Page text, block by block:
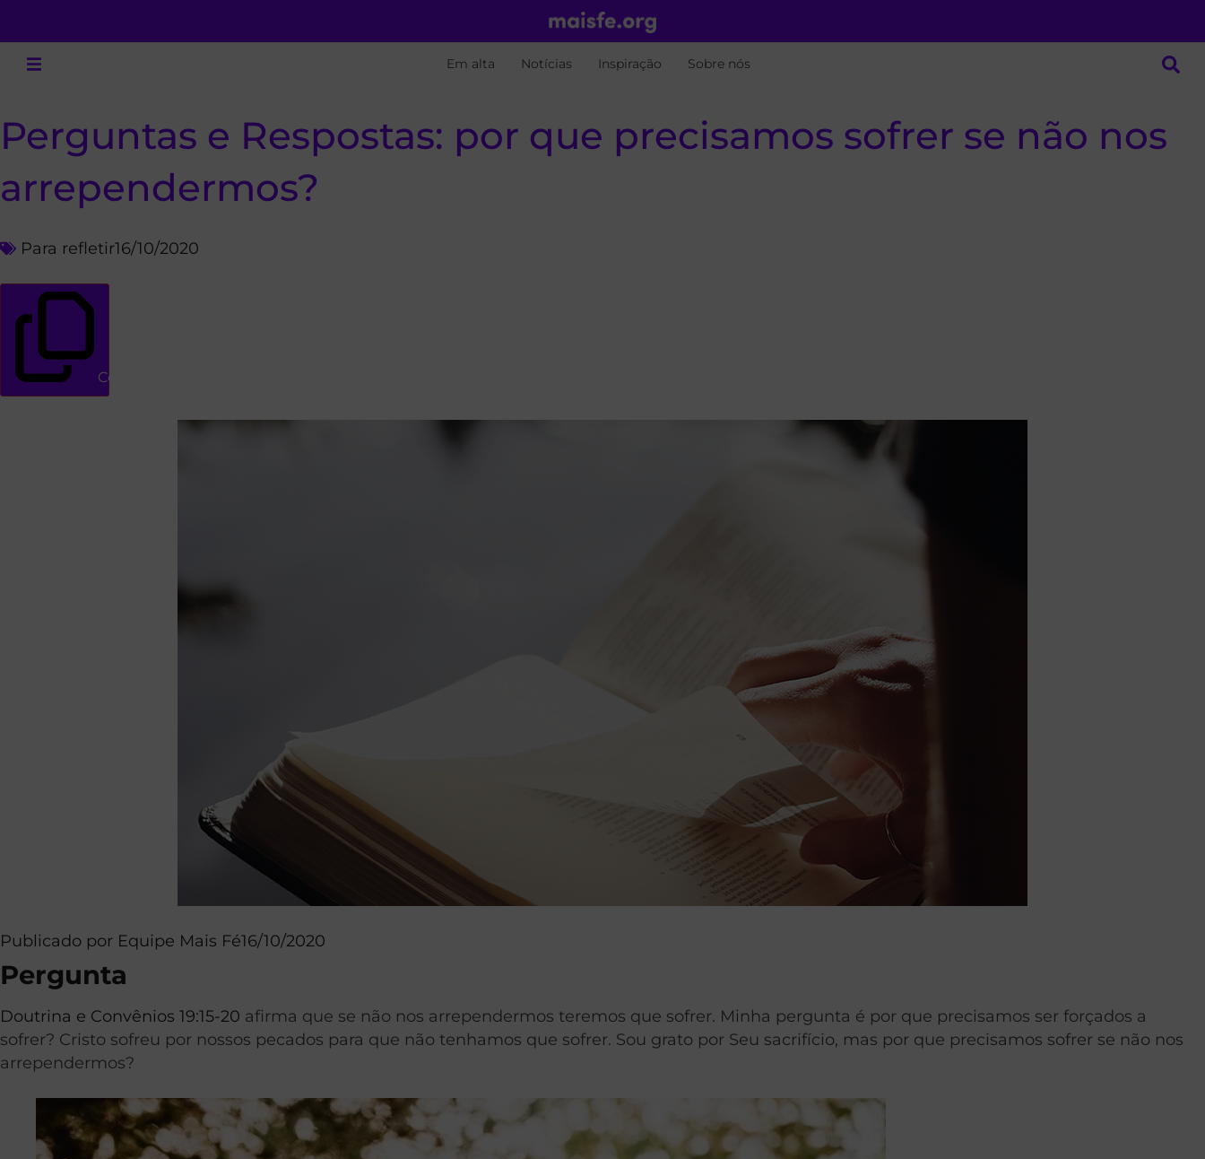
Em alta Notícias Inspiração Sobre nós
Perguntas e Respostas: por que precisamos sofrer se não nos
arrependermos?
Para refletir16/10/2020
Copiar link
Publicado por Equipe Mais Fé16/10/2020
Pergunta
Doutrina e Convênios 19:15-20 afirma que se não nos arrependermos teremos que sofrer. Minha pergunta é por que precisamos ser forçados a
sofrer? Cristo sofreu por nossos pecados para que não tenhamos que sofrer. Sou grato por Seu sacrifício, mas por que precisamos sofrer se não nos
arrependermos?